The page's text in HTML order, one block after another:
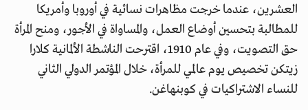
العشرين، عندما خرجت مظاهرات نسائية في أوروبا وأمريكا
للمطالبة بتحسين أوضاع العمل، والمساواة في الأجور، ومنح المرأة
حق التصويت، وفي عام 1910، اقترحت الناشطة الألمانية كلارا
زيتكن تخصيص يوم عالمي للمرأة، خلال المؤتمر الدولي الثاني
للنساء الاشتراكيات في كوبنهاغن.